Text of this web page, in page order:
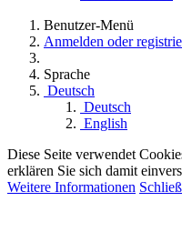
Benutzer-Menü
Anmelden oder
Sprache
Deutsch
Deutsch
English
Diese Seite verwendet
erklären Sie sich damit
Weitere Informationen